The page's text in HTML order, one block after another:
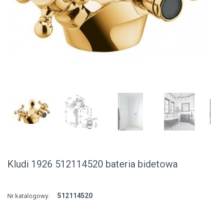
Kludi 1926 512114520 bateria bidetowa
Nr katalogowy: 512114520